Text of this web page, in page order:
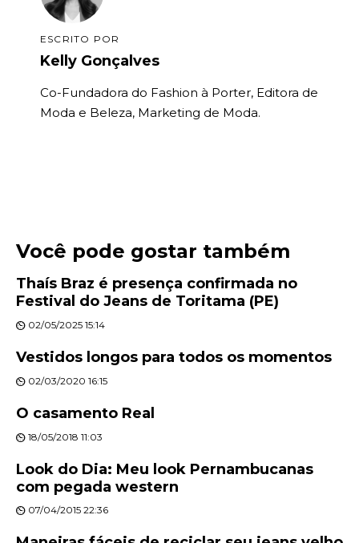
ESCRITO POR
Kelly Gonçalves
Co-Fundadora do Fashion à Porter, Editora de
Moda e Beleza, Marketing de Moda.
Você pode gostar também
Thaís Braz é presença confirmada no
Festival do Jeans de Toritama (PE)
02/05/2025 15:14
Vestidos longos para todos os momentos
02/03/2020 16:15
O casamento Real
18/05/2018 11:03
Look do Dia: Meu look Pernambucanas
com pegada western
07/04/2015 22:36